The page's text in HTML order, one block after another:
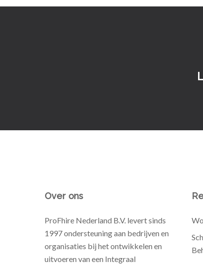
Over ons
ProFhire Nederland B.V. levert sinds
1997 ondersteuning aan bedrijven en
organisaties bij het ontwikkelen en
uitvoeren van een Integraal